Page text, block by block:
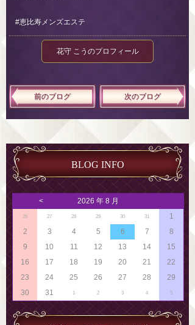
#恵比寿メンズエステ
花守 こうのプロフィール
前のブログ 次のブログ
BLOG INFO
< 2026 年 8 月
26 27 28 29 30 31
1
2
3 4 5 6 7
8
9
10 11 12 13 14
15
16
17 18 19 20 21
22
23
24 25 26 27 28
29
30
31 1 2 3 4 5